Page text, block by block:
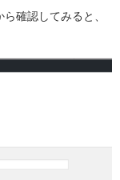
確認してみると、